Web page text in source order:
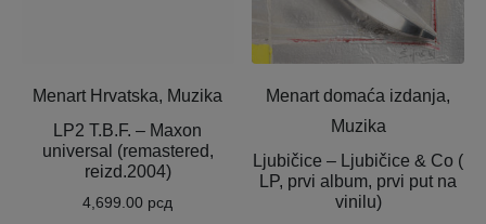
Menart Hrvatska, Muzika
LP2 T.B.F. – Maxon
universal (remastered,
reizd.2004)
4,699.00 рсд
Menart domaća izdanja,
Muzika
Ljubičice – Ljubičice & Co (
LP, prvi album, prvi put na
vinilu)